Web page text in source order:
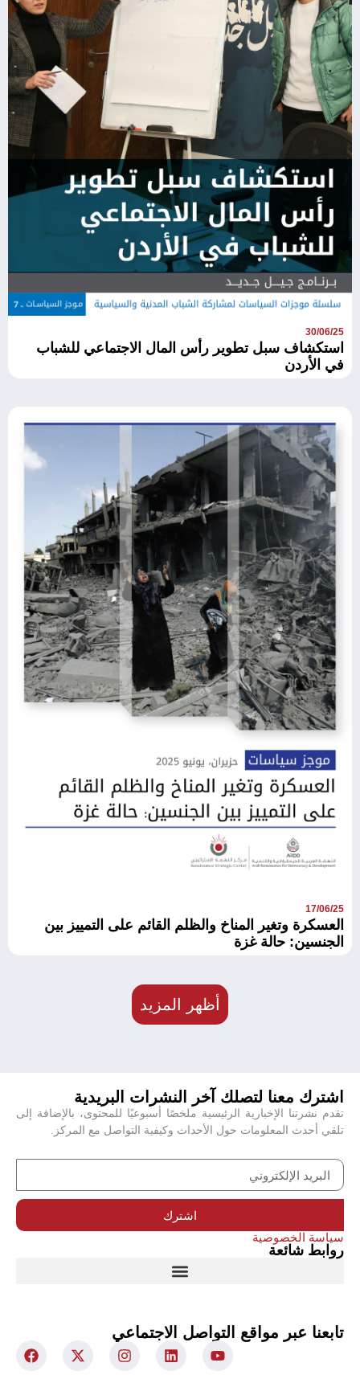
30/06/25
استكشاف سبل تطوير رأس المال الاجتماعي للشباب
في الأردن
17/06/25
العسكرة وتغير المناخ والظلم القائم على التمييز بين
الجنسين: حالة غزة
أظهر المزيد
اشترك معنا لتصلك آخر النشرات البريدية
تقدم نشرتنا الإخبارية الرئيسية ملخصًا أسبوعيًا للمحتوى، بالإضافة إلى
تلقي أحدث المعلومات حول الأحداث وكيفية التواصل مع المركز.
اشترك
سياسة الخصوصية
روابط شائعة
تابعنا عبر مواقع التواصل الاجتماعي